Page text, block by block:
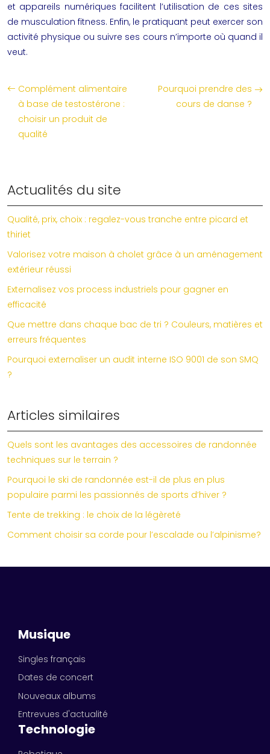
et appareils numériques facilitent l’utilisation de ces sites
de musculation fitness. Enfin, le pratiquant peut exercer son
activité physique ou suivre ses cours n’importe où quand il
veut.
Complément alimentaire
à base de testostérone :
choisir un produit de
qualité
Pourquoi prendre des
cours de danse ?
Actualités du site
Qualité, prix, choix : regalez-vous tranche entre picard et
thiriet
Valorisez votre maison à cholet grâce à un aménagement
extérieur réussi
Externalisez vos process industriels pour gagner en
efficacité
Que mettre dans chaque bac de tri ? Couleurs, matières et
erreurs fréquentes
Pourquoi externaliser un audit interne ISO 9001 de son SMQ
?
Articles similaires
Quels sont les avantages des accessoires de randonnée
techniques sur le terrain ?
Pourquoi le ski de randonnée est-il de plus en plus
populaire parmi les passionnés de sports d’hiver ?
Tente de trekking : le choix de la légèreté
Comment choisir sa corde pour l’escalade ou l’alpinisme?
Musique
Singles français
Dates de concert
Nouveaux albums
Entrevues d'actualité
Technologie